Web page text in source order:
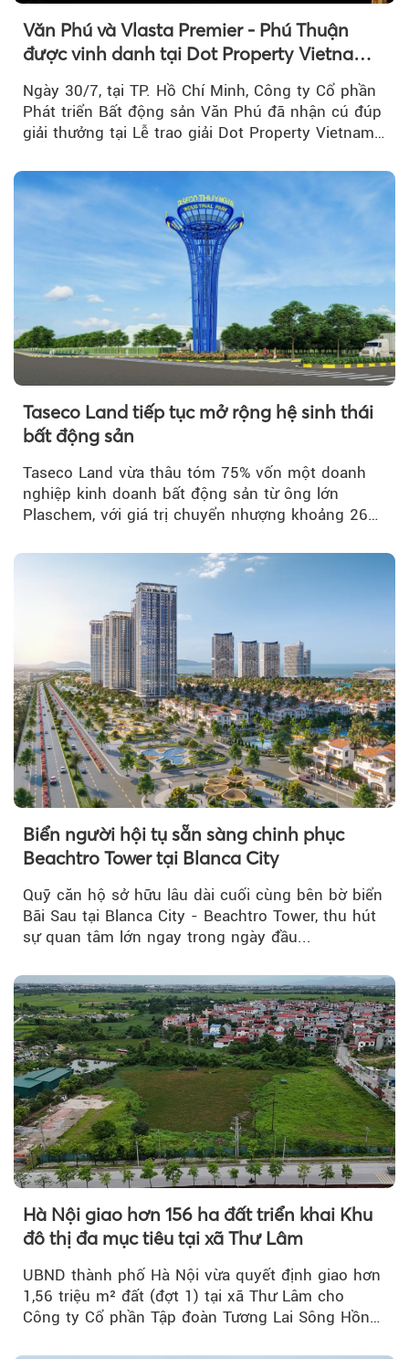
Văn Phú và Vlasta Premier - Phú Thuận
được vinh danh tại Dot Property Vietnam
Ngày 30/7, tại TP. Hồ Chí Minh, Công ty Cổ phần
Phát triển Bất động sản Văn Phú đã nhận cú đúp
giải thưởng tại Lễ trao giải Dot Property Vietnam
Taseco Land tiếp tục mở rộng hệ sinh thái
bất động sản
Taseco Land vừa thâu tóm 75% vốn một doanh
nghiệp kinh doanh bất động sản từ ông lớn
Plaschem, với giá trị chuyển nhượng khoảng 262
Biển người hội tụ sẵn sàng chinh phục
Beachtro Tower tại Blanca City
Quỹ căn hộ sở hữu lâu dài cuối cùng bên bờ biển
Bãi Sau tại Blanca City - Beachtro Tower, thu hút
sự quan tâm lớn ngay trong ngày đầu...
Hà Nội giao hơn 156 ha đất triển khai Khu
đô thị đa mục tiêu tại xã Thư Lâm
UBND thành phố Hà Nội vừa quyết định giao hơn
1,56 triệu m² đất (đợt 1) tại xã Thư Lâm cho
Công ty Cổ phần Tập đoàn Tương Lai Sông Hồng